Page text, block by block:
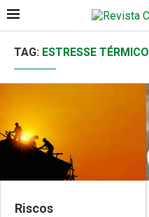
TAG: ESTRESSE TÉRMICO
Riscos